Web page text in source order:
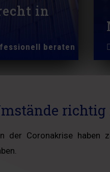
in
beraten
richtig
der Coronakrise